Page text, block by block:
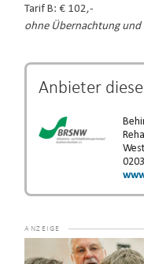
Tarif B: € 102,-
ohne Übernachtung und
Anbieter
Player